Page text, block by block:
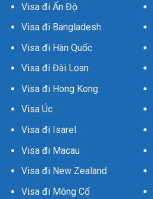
Visa đi Ấn Độ
Visa đi Bangladesh
Visa đi Hàn Quốc
Visa đi Đài Loan
Visa đi Hong Kong
Visa Úc
Visa đi Isarel
Visa đi Macau
Visa đi New Zealand
Visa đi Mông Cổ